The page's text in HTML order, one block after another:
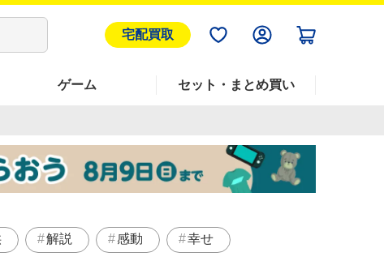
宅配買取
ゲーム セット・まとめ買い
解説 感動 幸せ